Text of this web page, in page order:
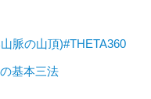
脈の山頂)#THETA360
基本三法